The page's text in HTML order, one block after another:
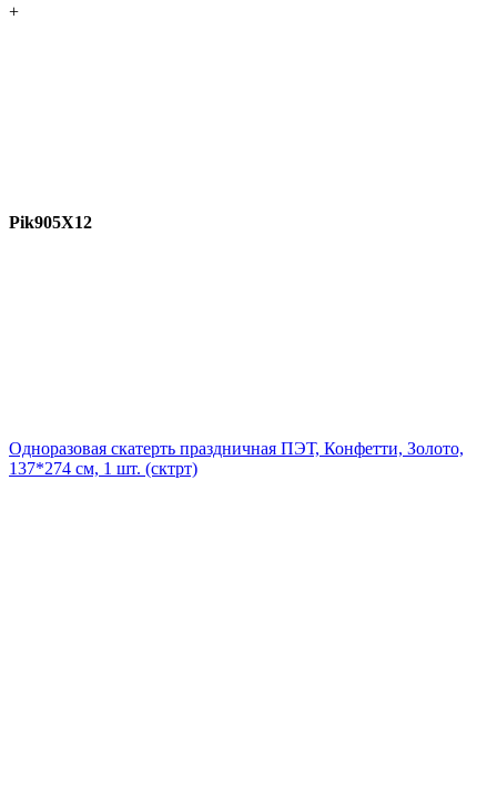
+
Pik905X12
Одноразовая скатерть праздничная ПЭТ, Конфетти, Золото,
137*274 см, 1 шт. (сктрт)